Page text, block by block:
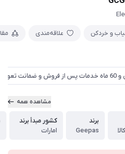
و خردکن علاقه‌مندی
مشاهده همه
برند
Geepas
کشور مبدأ برند
امارات